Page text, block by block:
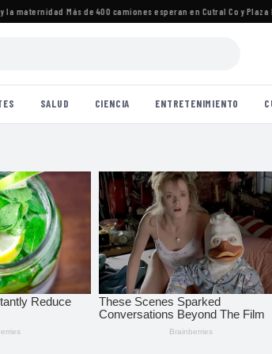
maternidad·Más de 400 camiones esperan en Cutral Co y Plaza
SALUD CIENCIA ENTRETENIMIENTO